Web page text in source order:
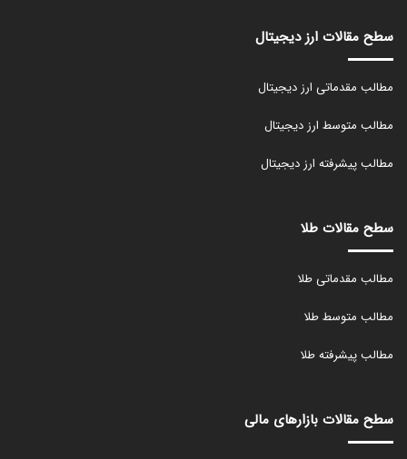
سطح مقالات ارز دیجیتال
مطالب مقدماتی ارز دیجیتال
مطالب متوسط ارز دیجیتال
مطالب پیشرفته ارز دیجیتال
سطح مقالات طلا
مطالب مقدماتی طلا
مطالب متوسط طلا
مطالب پیشرفته طلا
سطح مقالات بازارهای مالی